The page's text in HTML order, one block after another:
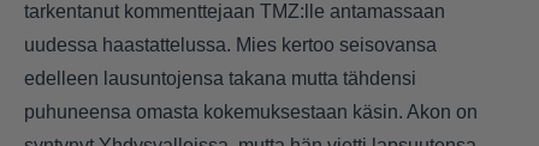
tarkentanut kommenttejaan TMZ:lle antamassaan
uudessa haastattelussa. Mies kertoo seisovansa
edelleen lausuntojensa takana mutta tähdensi
puhuneensa omasta kokemuksestaan käsin. Akon on